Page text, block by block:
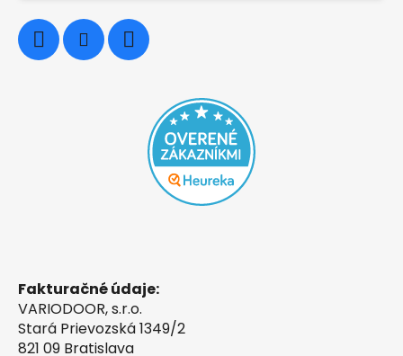
Fakturačné údaje:
VARIODOOR, s.r.o.
Stará Prievozská 1349/2
821 09 Bratislava